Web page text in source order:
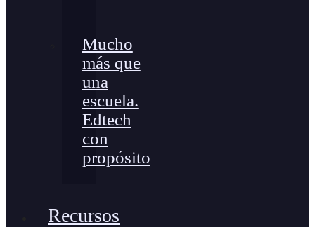
Mucho
más que
una
escuela.
Edtech
con
propósito
Recursos